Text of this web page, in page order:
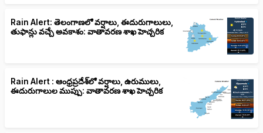
Rain Alert: తెలంగాణలో వర్షాలు, ఈదురుగాలులు,
తుఫాన్లు వచ్చే అవకాశం: వాతావరణ శాఖ హెచ్చరిక
Rain Alert : ఆంధ్రప్రదేశ్‌లో వర్షాలు, ఉరుములు,
ఈదురుగాలుల ముప్పు: వాతావరణ శాఖ హెచ్చరిక